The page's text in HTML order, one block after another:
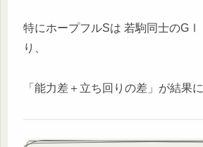
特にホープフルSは 若駒同士のGⅠ
り、
「能力差＋立ち回りの差」が結果